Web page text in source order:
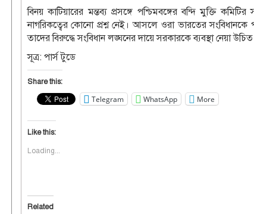
বিনয় কাটিয়ারের মন্তব্য প্রসঙ্গে পশ্চিমবঙ্গের বন্দি মুক্তি
নাগরিকত্বের কোনো প্রশ্ন নেই। আসলে ওরা ভারতের সংবিধানকে
তাদের বিরুদ্ধে সংবিধান লঙ্ঘনের দায়ে সরকারকে ব্যবস্থা নেয়া
সূত্র: পার্স টুডে
Share this:
Telegram WhatsApp More
Like this:
Loading...
Related